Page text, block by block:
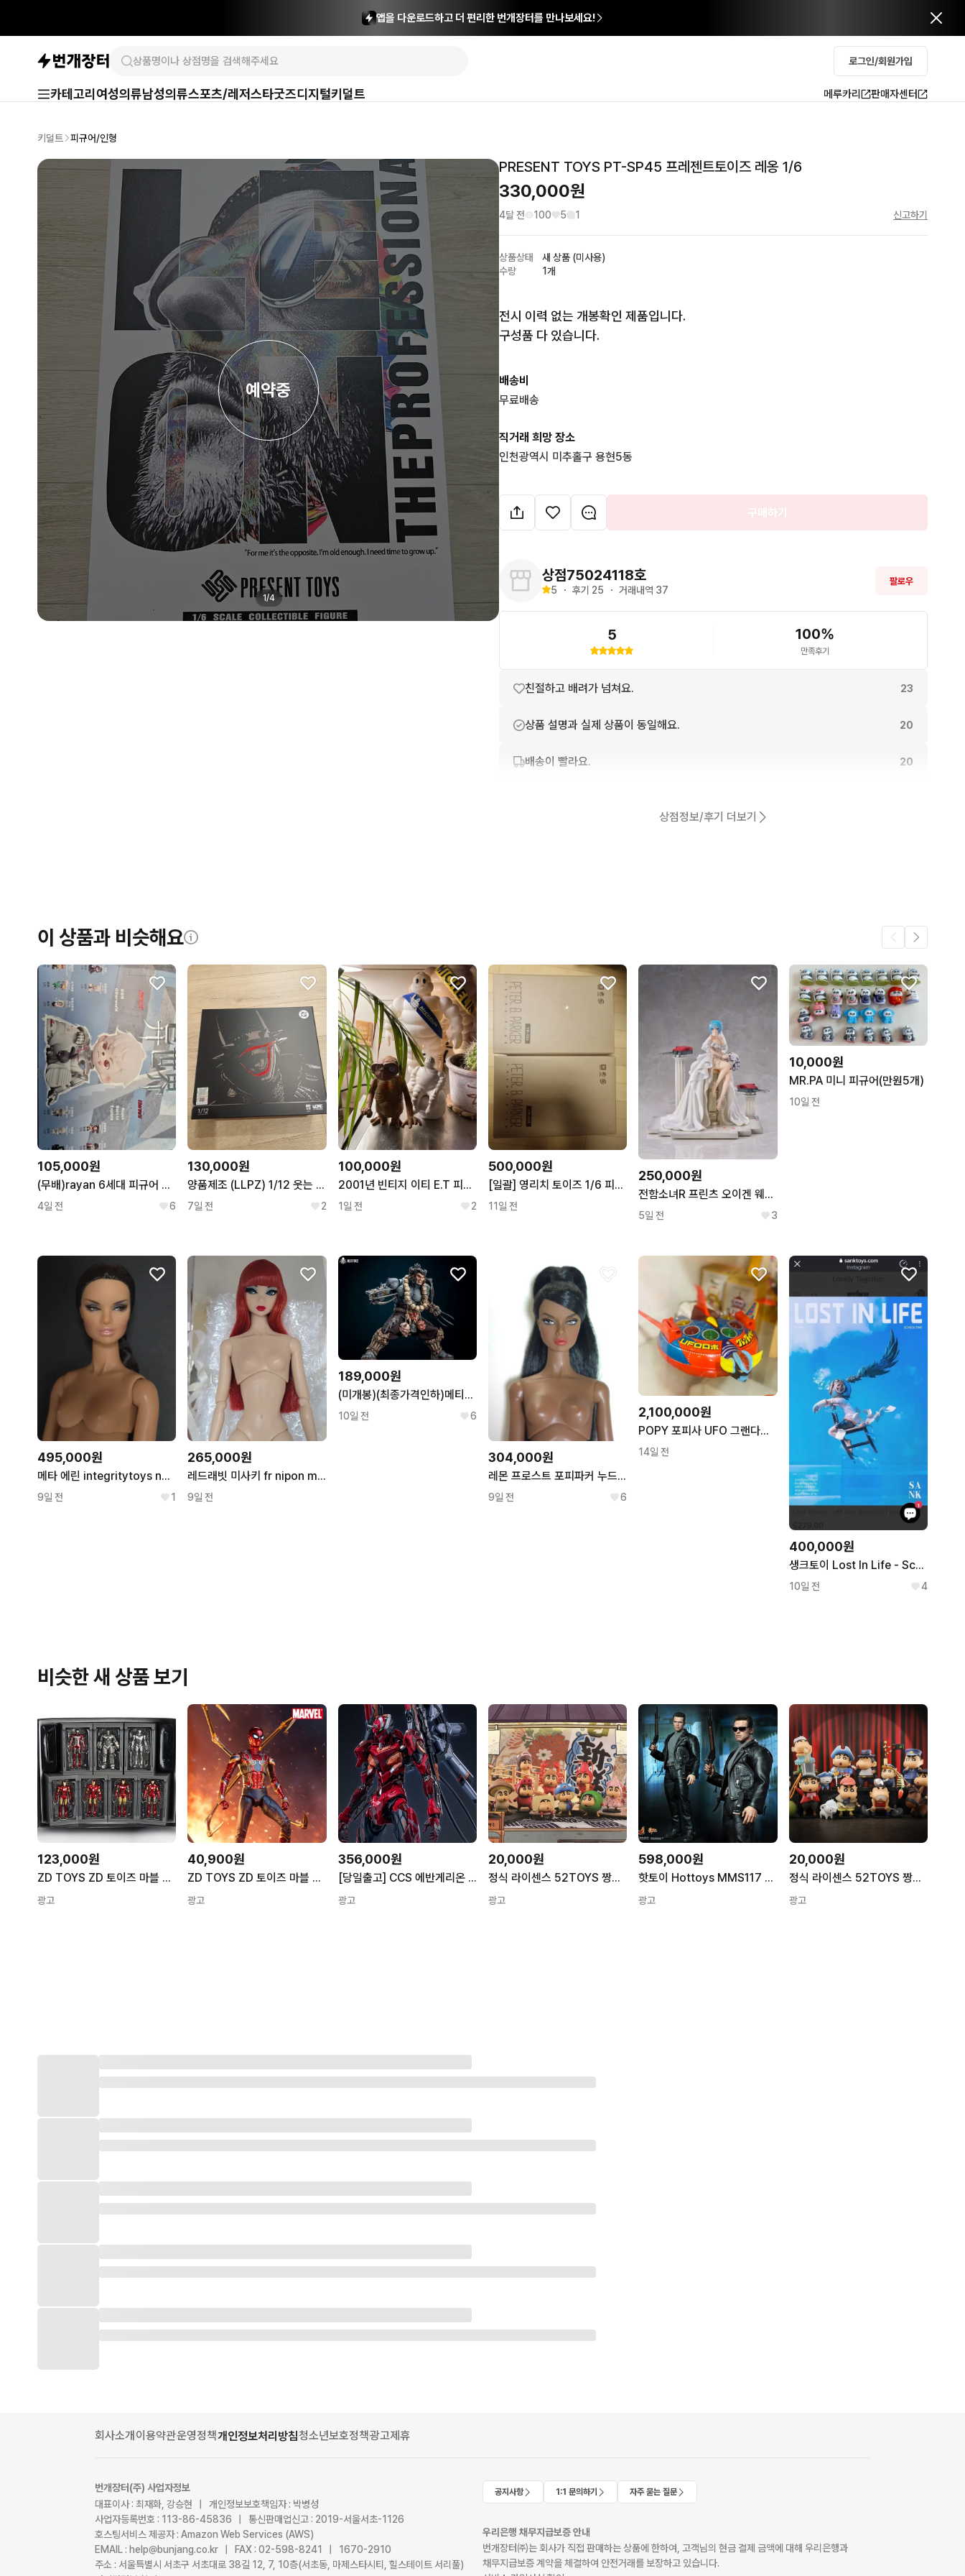
앱을 다운로드하고 더 편리한 번개장터를 만나보세요!
로그인/회원가입
카테고리 여성의류남성의류스포츠/레저스타굿즈디지털키덜트 메루카리 판매자센터
키덜트 피규어/인형
예약중
1/4
PRESENT TOYS PT-SP45 프레젠트토이즈 레옹 1/6
330,000원
4달 전 100 5 1 신고하기
상품상태
새 상품 (미사용)
수량
1개
전시 이력 없는 개봉확인 제품입니다.
구성품 다 있습니다.
배송비
무료배송
직거래 희망 장소
인천광역시 미추홀구 용현5동
구매하기
상점75024118호
5 ・ 후기 25 ・ 거래내역 37
팔로우
5 100%
만족후기
친절하고 배려가 넘쳐요. 23
상품 설명과 실제 상품이 동일해요. 20
배송이 빨라요. 20
꼭 필요한 문의만 해요. 3
상점정보/후기 더보기
이 상품과 비슷해요
105,000원
(무배)rayan 6세대 피규어 풀박스
4일 전 6
130,000원
양품제조 (LLPZ) 1/12 웃는 배트맨
7일 전 2
100,000원
2001년 빈티지 이티 E.T 피규어
1일 전 2
500,000원
[일괄] 영리치 토이즈 1/6 피터 B. 파커 카톤 미개봉 2종 세트 (YR-005 / YR-006)
11일 전
250,000원
전함소녀R 프린츠 오이겐 웨딩 피규어 미개봉
5일 전 3
10,000원
MR.PA 미니 피규어(만원5개)
10일 전
495,000원
메타 에린 integritytoys nuface
9일 전 1
265,000원
레드래빗 미사키 fr nipon misaki integritytoys
9일 전
189,000원
(미개봉)(최종가격인하)메티토이즈 Mety Toyz 오니 + 울버린 세트
10일 전 6
304,000원
레몬 프로스트 포피파커 누드 poppyparker
9일 전 6
2,100,000원
POPY 포피사 UFO 그랜다이저 양철 로보
14일 전
400,000원
생크토이 Lost In Life - Schooltime
10일 전 4
비슷한 새 상품 보기
123,000원
ZD TOYS ZD 토이즈 마블 아이언맨 홀오브아머 7팩 4인치 세트 액션 피규어
광고
40,900원
ZD TOYS ZD 토이즈 마블 아이언 스파이더맨 2.0 액션 피규어
광고
356,000원
[당일출고] CCS 에반게리온 2호기 2식 ANIMA Ver. 철백 시리즈
광고
20,000원
정식 라이센스 52TOYS 짱구 랜덤 피규어 푸드 시리즈 가챠
광고
598,000원
핫토이 Hottoys MMS117 터미네이터2 1/6 T800
광고
20,000원
정식 라이센스 52TOYS 짱구 랜덤 피규어 직업 시리즈 가챠
광고
회사소개 이용약관운영정책개인정보처리방침청소년보호정책광고제휴
번개장터(주) 사업자정보
대표이사 : 최재화, 강승현 | 개인정보보호책임자 : 박병성
사업자등록번호 : 113-86-45836 | 통신판매업신고 : 2019-서울서초-1126
호스팅서비스 제공자 : Amazon Web Services (AWS)
EMAIL : help@bunjang.co.kr | FAX : 02-598-8241 | 1670-2910
주소 : 서울특별시 서초구 서초대로 38길 12, 7, 10층(서초동, 마제스타시티, 힐스테이트 서리풀)
공지사항 1:1 문의하기 자주 묻는 질문
우리은행 채무지급보증 안내
번개장터㈜는 회사가 직접 판매하는 상품에 한하여, 고객님의 현금 결제 금액에 대해 우리은행과
채무지급보증 계약을 체결하여 안전거래를 보장하고 있습니다.